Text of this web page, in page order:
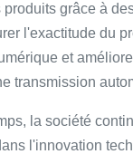
grâce à
l'exactitude du
et
transmission
la société
l'innovation